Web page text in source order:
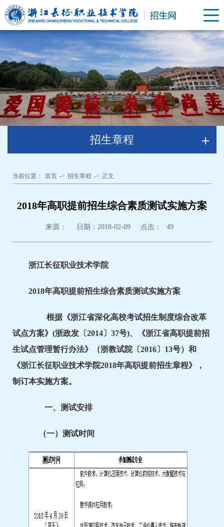
招生章程
当前位置： 首页 -> 招生章程 -> 正文
2018年高职提前招生综合素质测试实施方案
来源： 日期：2018-02-09 点击： 49
浙江长征职业技术学院
2018年高职提前招生综合素质测试实施方案
根据《浙江省深化高校考试招生制度综合改革
试点方案》(浙政发〔2014〕37号)、《浙江省高职提前招
生试点管理暂行办法》（浙教试院〔2016〕13号）和
《浙江长征职业技术学院2018年高职提前招生章程》，
制订本实施方案。
一、测试安排
（一）测试时间